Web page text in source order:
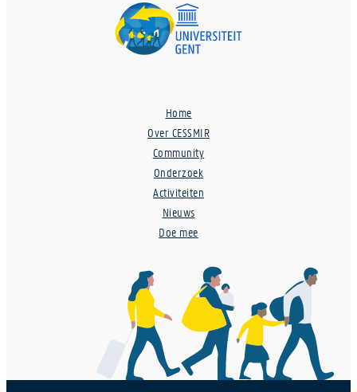
Home
Over CESSMIR
Community
Onderzoek
Activiteiten
Nieuws
Doe mee